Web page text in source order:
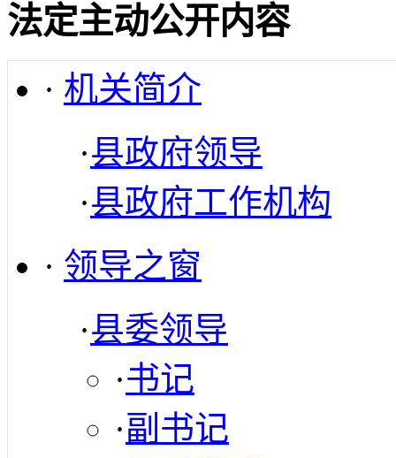
法定主动公开内容
· 机关简介
·县政府领导
·县政府工作机构
· 领导之窗
·县委领导
·书记
·副书记